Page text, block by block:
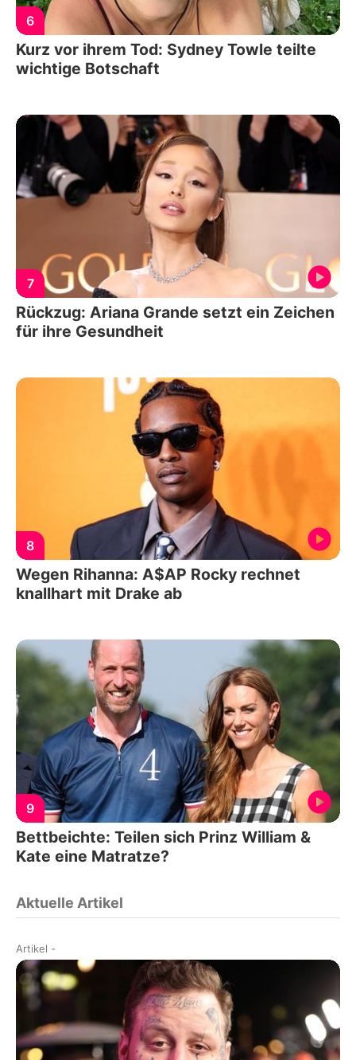
6
Kurz vor ihrem Tod: Sydney Towle teilte
wichtige Botschaft
7
Rückzug: Ariana Grande setzt ein Zeichen
für ihre Gesundheit
8
Wegen Rihanna: A$AP Rocky rechnet
knallhart mit Drake ab
9
Bettbeichte: Teilen sich Prinz William &
Kate eine Matratze?
Aktuelle Artikel
Artikel -